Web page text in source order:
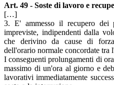
Art. 49 - Soste di lavoro e
[…]
3. E' ammesso il recupero dei
impreviste, indipendenti dalla
che derivino da cause di
dell'orario normale concordate tra
I conseguenti prolungamenti di
massimo di un'ora al giorno e
lavorativi immediatamente